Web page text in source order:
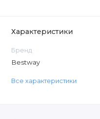
Характеристики
Бренд
Bestway
Все характеристики